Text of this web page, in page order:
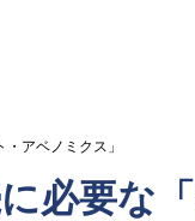
アベノミクス」
必要な